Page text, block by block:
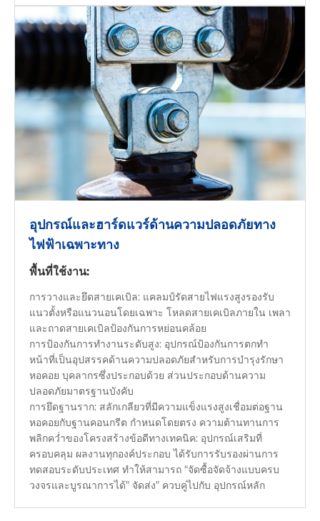
อุปกรณ์และฮาร์ดแวร์ด้านความปลอดภัยทาง
ไฟฟ้าเฉพาะทาง
พื้นที่ใช้งาน:
การวางและยึดสายเคเบิล: แคลมป์รัดสายไฟแรงสูงรองรับ
แนวตั้งหรือแนวนอนโดยเฉพาะ โหลดสายเคเบิลภายใน เพลา
และถาดสายเคเบิลป้องกันการหย่อนคล้อย
การป้องกันการทำงานระดับสูง: อุปกรณ์ป้องกันการตกทำ
หน้าที่เป็นอุปสรรคด้านความปลอดภัยสำหรับการบำรุงรักษา
หอคอย บุคลากรซึ่งประกอบด้วย ส่วนประกอบด้านความ
ปลอดภัยมาตรฐานบังคับ
การยึดฐานราก: สลักเกลียวที่มีความแข็งแรงสูงเชื่อมต่อฐาน
หอคอยกับฐานคอนกรีต กำหนดโดยตรง ความต้านทานการ
พลิกคว่ำของโครงสร้างข้อดีทางเทคนิค: อุปกรณ์เสริมที่
ครอบคลุม ผลงานทุกองค์ประกอบ ได้รับการรับรองผ่านการ
ทดสอบระดับประเทศ ทำให้สามารถ “จัดซื้อจัดจ้างแบบครบ
วงจรและบูรณาการได้” จัดส่ง” ควบคู่ไปกับ อุปกรณ์หลัก